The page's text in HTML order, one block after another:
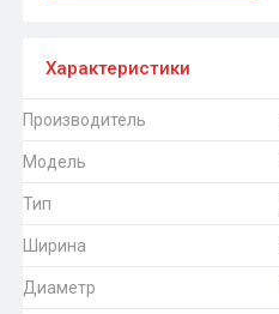
Характеристики
Производитель
Модель
Тип
Ширина
Диаметр